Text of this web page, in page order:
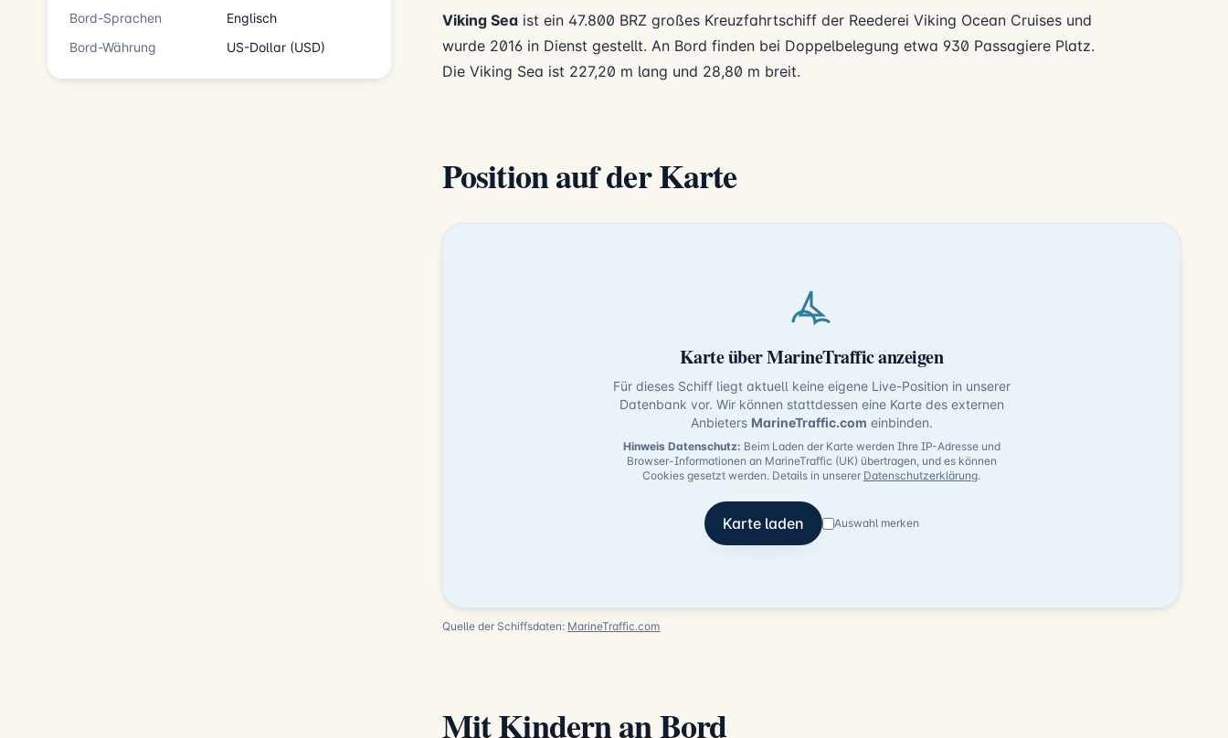
Bord-Sprachen
Englisch
Bord-Währung
US-Dollar (USD)
Viking Sea ist ein 47.800 BRZ großes Kreuzfahrtschiff der Reederei Viking Ocean Cruises und
wurde 2016 in Dienst gestellt. An Bord finden bei Doppelbelegung etwa 930 Passagiere Platz.
Die Viking Sea ist 227,20 m lang und 28,80 m breit.
Position auf der Karte
Karte über MarineTraffic anzeigen
Für dieses Schiff liegt aktuell keine eigene Live-Position in unserer
Datenbank vor. Wir können stattdessen eine Karte des externen
Anbieters MarineTraffic.com einbinden.
Hinweis Datenschutz: Beim Laden der Karte werden Ihre IP-Adresse und
Browser-Informationen an MarineTraffic (UK) übertragen, und es können
Cookies gesetzt werden. Details in unserer Datenschutzerklärung.
Karte laden Auswahl merken
Quelle der Schiffsdaten: MarineTraffic.com
Mit Kindern an Bord